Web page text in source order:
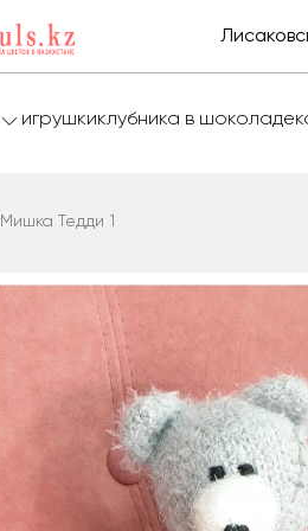
игрушкиклубника в шоколаде
Мишка Тедди 1